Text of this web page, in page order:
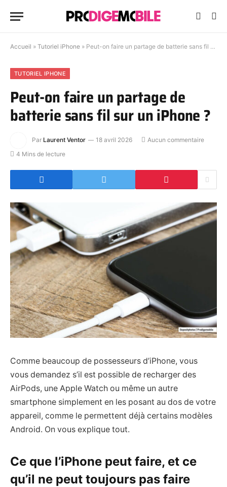
Accueil » Tutoriel iPhone » Peut-on faire un partage de batterie sans fil sur un iPhone ?
TUTORIEL IPHONE
Peut-on faire un partage de
batterie sans fil sur un iPhone ?
Par Laurent Ventor 18 avril 2026
Aucun commentaire
4 Mins de lecture
Comme beaucoup de possesseurs d’iPhone, vous
vous demandez s’il est possible de recharger des
AirPods, une Apple Watch ou même un autre
smartphone simplement en les posant au dos de votre
appareil, comme le permettent déjà certains modèles
Android. On vous explique tout.
Ce que l’iPhone peut faire, et ce
qu’il ne peut toujours pas faire